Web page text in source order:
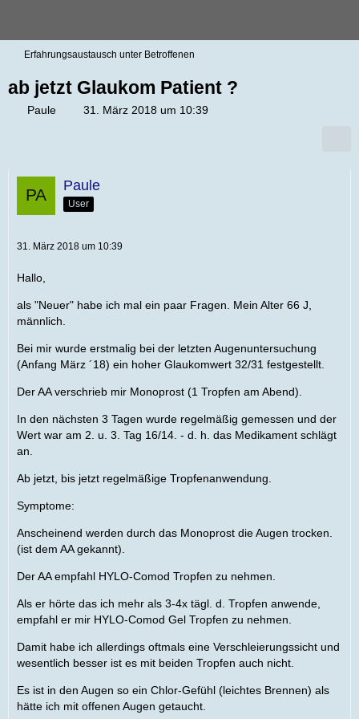
Erfahrungsaustausch unter Betroffenen
ab jetzt Glaukom Patient ?
Paule 31. März 2018 um 10:39
Paule
User
31. März 2018 um 10:39
Hallo,
als "Neuer" habe ich mal ein paar Fragen. Mein Alter 66 J,
männlich.
Bei mir wurde erstmalig bei der letzten Augenuntersuchung
(Anfang März ´18) ein hoher Glaukomwert 32/31 festgestellt.
Der AA verschrieb mir Monoprost (1 Tropfen am Abend).
In den nächsten 3 Tagen wurde regelmäßig gemessen und der
Wert war am 2. u. 3. Tag 16/14. - d. h. das Medikament schlägt
an.
Ab jetzt, bis jetzt regelmäßige Tropfenanwendung.
Symptome:
Anscheinend werden durch das Monoprost die Augen trocken.
(ist dem AA gekannt).
Der AA empfahl HYLO-Comod Tropfen zu nehmen.
Als er hörte das ich mehr als 3-4x tägl. d. Tropfen anwende,
empfahl er mir HYLO-Comod Gel Tropfen zu nehmen.
Damit habe ich allerdings oftmals eine Verschleierungssicht und
wesentlich besser ist es mit beiden Tropfen auch nicht.
Es ist in den Augen so ein Chlor-Gefühl (leichtes Brennen) als
hätte ich mit offenen Augen getaucht.